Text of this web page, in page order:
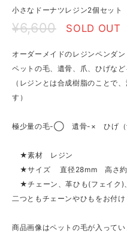
小さなドーナツレジン2個セッ
¥6,600 SOLD OUT
オーダーメイドのレジンペンダン
ペットの毛、遺骨、爪、ひげな
（レジンとは合成樹脂のことで
す）
極少量の毛-◯ 遺骨-× ひ
★素材 レジン
★サイズ 直径28mm 高さ約
★チェーン、革ひも(フェイク)
二つともチェーンやひもをお付け
商品画像はペットの毛が入って